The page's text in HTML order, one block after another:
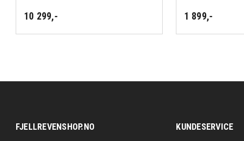
10 299,- 1 899,-
FJELLREVENSHOP.NO KUNDESERVICE